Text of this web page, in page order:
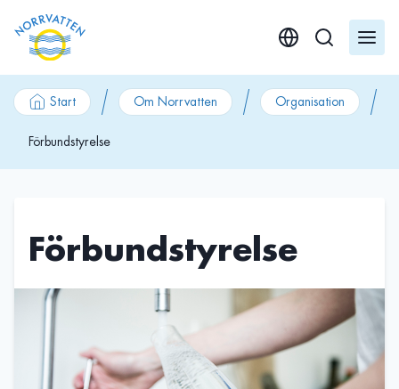
Start Om Norrvatten Organisation
Förbundstyrelse
Förbundstyrelse